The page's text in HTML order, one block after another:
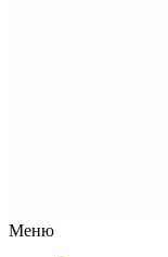
Меню